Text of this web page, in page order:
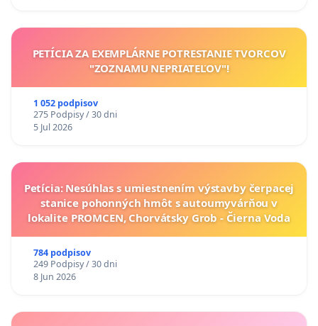
PETÍCIA ZA EXEMPLÁRNE POTRESTANIE TVORCOV
"ZOZNAMU NEPRIATEĽOV"!
1 052 podpisov
275 Podpisy / 30 dni
5 Jul 2026
Petícia: Nesúhlas s umiestnením výstavby čerpacej
stanice pohonných hmôt s autoumyvárňou v
lokalite PROMCEN, Chorvátsky Grob - Čierna Voda
784 podpisov
249 Podpisy / 30 dni
8 Jun 2026